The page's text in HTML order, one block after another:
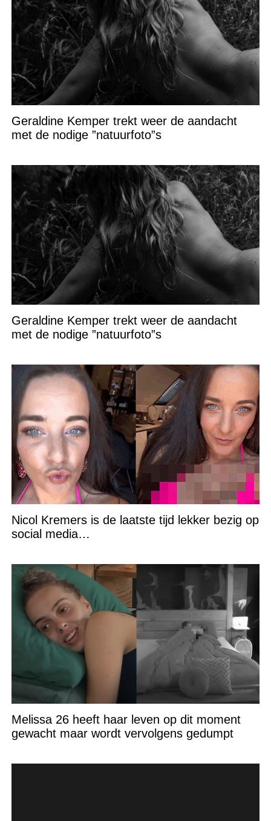
Geraldine Kemper trekt weer de aandacht
met de nodige ”natuurfoto”s
Geraldine Kemper trekt weer de aandacht
met de nodige ”natuurfoto”s
Nicol Kremers is de laatste tijd lekker bezig op
social media…
Melissa 26 heeft haar leven op dit moment
gewacht maar wordt vervolgens gedumpt